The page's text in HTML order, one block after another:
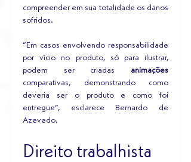
compreender em sua totalidade os danos
sofridos.
“Em casos envolvendo responsabilidade
por vício no produto, só para ilustrar,
podem ser criadas
comparativas, demonstrando como
deveria ser o produto e como foi
entregue”, esclarece Bernardo de
Azevedo.
Direito trabalhista